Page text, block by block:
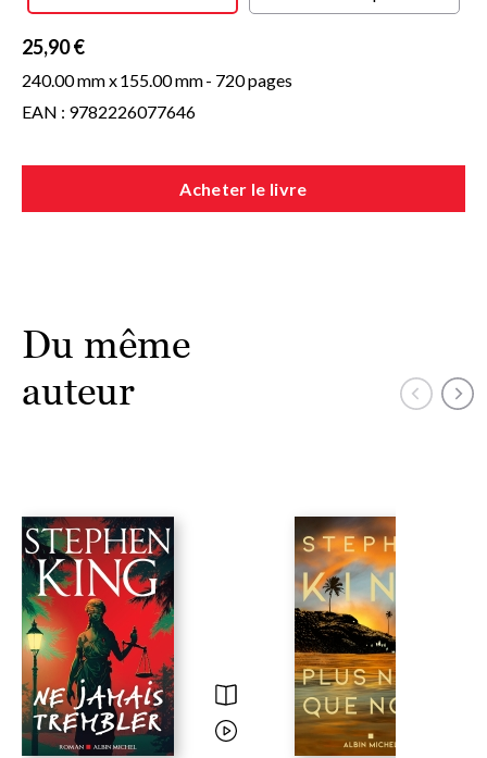
25,90 €
240.00 mm x155.00 mm- 720 pages
EAN : 9782226077646
Acheter le livre
Du même
auteur